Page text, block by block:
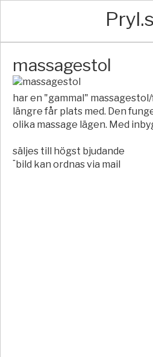
massagestol
har en "gammal"
längre får plats med. Den
olika massage lägen. Med
säljes till högst bjudande
¨bild kan ordnas via mail